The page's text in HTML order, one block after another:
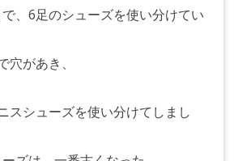
、6足のシューズを使い分けてい
穴があき、
スシューズを使い分けてしまし